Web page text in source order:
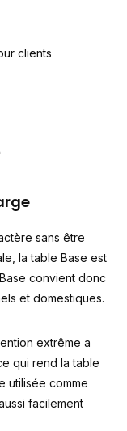
clients
sans être
la table Base est
convient donc
et domestiques.
extrême a
qui rend la table
utilisée comme
facilement